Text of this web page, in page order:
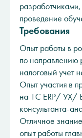
проведение
Требования
Опыт работы в
по направлению
налоговый учет
Опыт участия в
на 1С ERP/ УХ/
консультанта-
Отличное
опыт работы